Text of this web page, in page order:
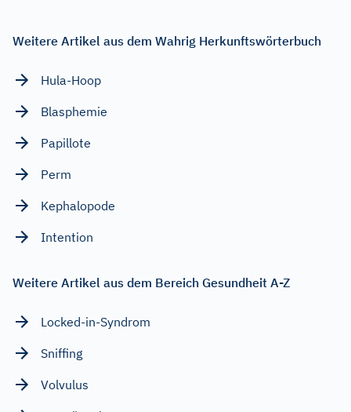
Weitere Artikel aus dem Wahrig Herkunftswörterbuch
Hula-Hoop
Blasphemie
Papillote
Perm
Kephalopode
Intention
Weitere Artikel aus dem Bereich Gesundheit A-Z
Locked-in-Syndrom
Sniffing
Volvulus